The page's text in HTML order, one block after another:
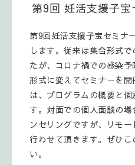
第9回 妊活支援子
第9回妊活支援子宝セミナ
します。従来は集合形式
たが、コロナ禍での感染
形式に変えてセミナーを
は、プログラムの概要と
す。対面での個人面談の
ンセリングですが、リモ
行わせて頂きます。ぜひ
い。